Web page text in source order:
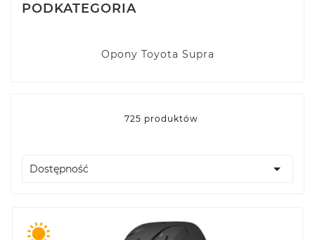
PODKATEGORIA
Opony Toyota Supra
725 produktów
Dostępność 